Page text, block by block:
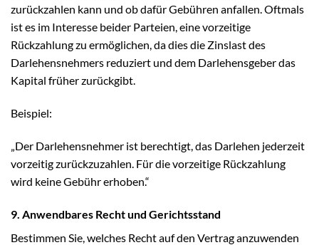
zurückzahlen kann und ob dafür Gebühren anfallen. Oftmals
ist es im Interesse beider Parteien, eine vorzeitige
Rückzahlung zu ermöglichen, da dies die Zinslast des
Darlehensnehmers reduziert und dem Darlehensgeber das
Kapital früher zurückgibt.
Beispiel:
„Der Darlehensnehmer ist berechtigt, das Darlehen jederzeit
vorzeitig zurückzuzahlen. Für die vorzeitige Rückzahlung
wird keine Gebühr erhoben.“
9. Anwendbares Recht und Gerichtsstand
Bestimmen Sie, welches Recht auf den Vertrag anzuwenden